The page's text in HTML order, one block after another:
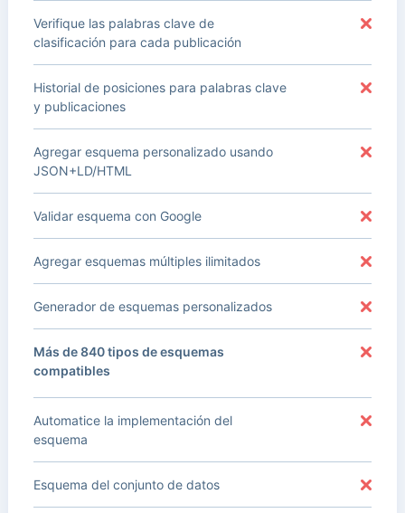
Verifique las palabras clave de
clasificación para cada publicación
Historial de posiciones para palabras clave
y publicaciones
Agregar esquema personalizado usando
JSON+LD/HTML
Validar esquema con Google
Agregar esquemas múltiples ilimitados
Generador de esquemas personalizados
Más de 840 tipos de esquemas
compatibles
Automatice la implementación del
esquema
Esquema del conjunto de datos